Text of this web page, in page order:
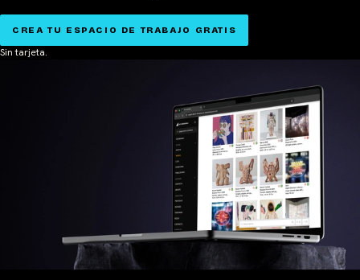
CREA TU ESPACIO DE TRABAJO GRATIS
Sin tarjeta.